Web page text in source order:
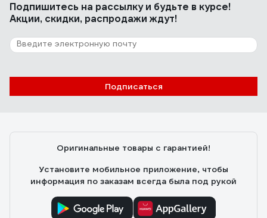
Подпишитесь на рассылкуи будьте в курсе!
Акции, скидки, распродажи ждут!
Подписаться
Оригинальные товары с гарантией!
Установите мобильное приложение, чтобы
информация по заказам всегда была под рукой